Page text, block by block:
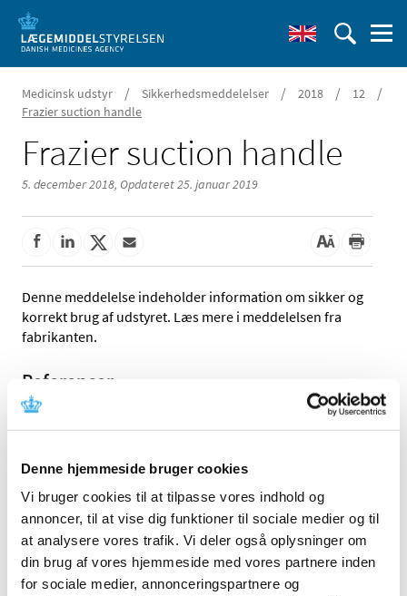
Denne hjemmeside bruger cookies
Vi bruger cookies til at tilpasse vores indhold og
annoncer, til at vise dig funktioner til sociale medier og til
at analysere vores trafik. Vi deler også oplysninger om
din brug af vores hjemmeside med vores partnere inden
for sociale medier, annonceringspartnere og
Medicinsk udstyr / Sikkerhedsmeddelelser / 2018 / 12 /
Frazier suction handle
Frazier suction handle
5. december 2018, Opdateret 25. januar 2019
Denne meddelelse indeholder information om sikker og
korrekt brug af udstyret. Læs mere i meddelelsen fra
fabrikanten.
Referencer
Fabrikantens referencenummer: CVT17111101-
FSCA
Lægemiddelstyrelsens sagsnummer:2018120561
Emner